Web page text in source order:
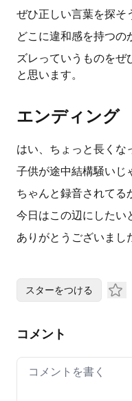
ぜひ正しい言葉を探そ
どこに違和感を持つの
ズレっていうものを
と思います。
エンディング
はい、ちょっと長くな
子供が途中結構騒いじ
ちゃんと録音されてる
今日はこの辺にしたい
ありがとうございまし
スターをつける
コメント
Your comment